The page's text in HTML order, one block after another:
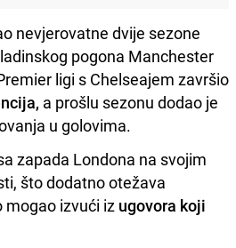
nevjerovatne dvije sezone
pogona Manchester
ligi s Chelseajem završio
a prošlu sezonu dodao je
u golovima.
zapada Londona na svojim
što dodatno otežava
mogao izvući iz ugovora koji